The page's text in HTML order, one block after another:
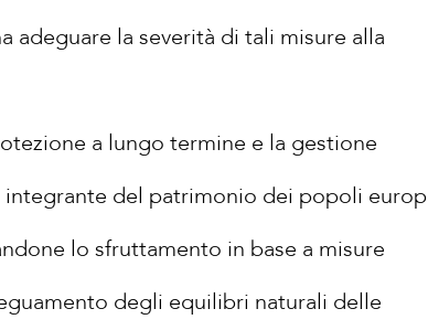
adeguare la severità di tali misure alla
a lungo termine e la gestione
del patrimonio dei popoli
lo sfruttamento in base a misure
degli equilibri naturali delle